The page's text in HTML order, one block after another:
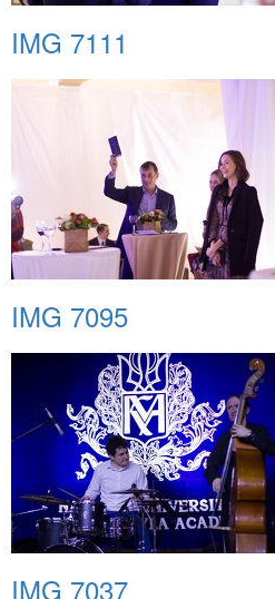
IMG 7111
IMG 7095
IMG 7037